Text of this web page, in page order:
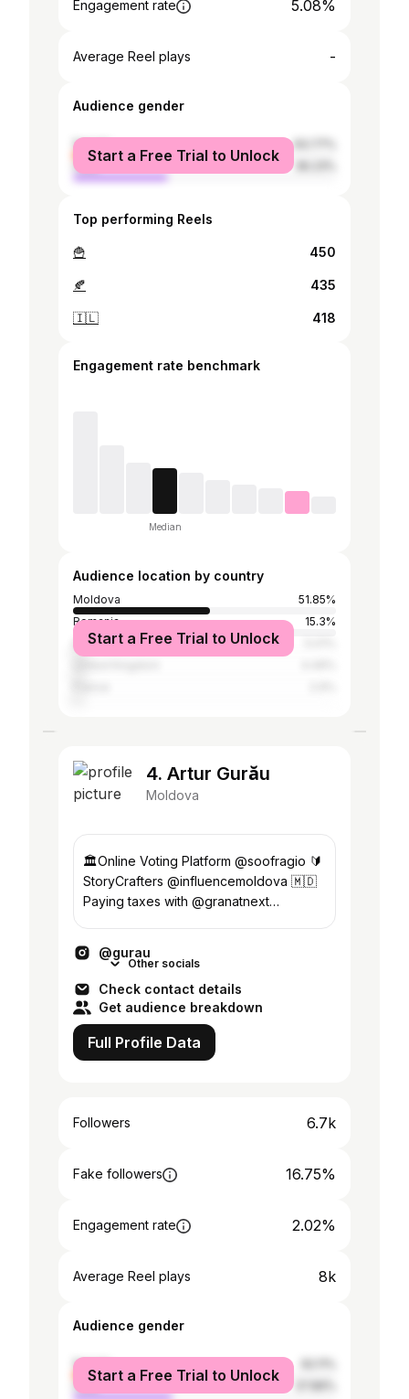
Engagement rate 5.08%
Average Reel plays -
Audience gender
female
male
Start a Free Trial to Unlock
Top performing Reels
🍟 450
🍂 435
🇮🇱 418
Engagement rate benchmark
Median
Audience location by country
Moldova
51.85%
Romania
15.3%
ItalyStart a Free Trial to Unlock
4. Artur Gurău
Moldova
🏛️Online Voting Platform @soofragio 🔰
StoryCrafters @influencemoldova 🇲🇩
Paying taxes with @granatnext
@gurau
Other socials
Check contact details
Get audience breakdown
Full Profile Data
Followers 6.7k
Fake followers 16.75%
Engagement rate 2.02%
Average Reel plays 8k
Audience gender
female
male
Start a Free Trial to Unlock